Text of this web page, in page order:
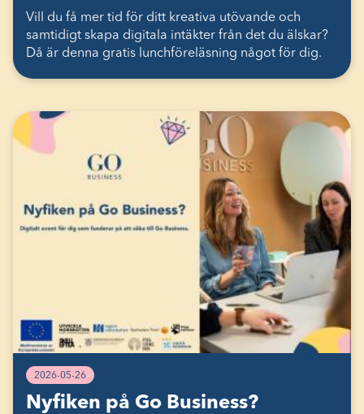
Vill du få mer tid för ditt kreativa utövande och
samtidigt skapa digitala intäkter från det du älskar?
Då är denna gratis lunchföreläsning något för dig.
2026-05-26
Nyfiken på Go Business?